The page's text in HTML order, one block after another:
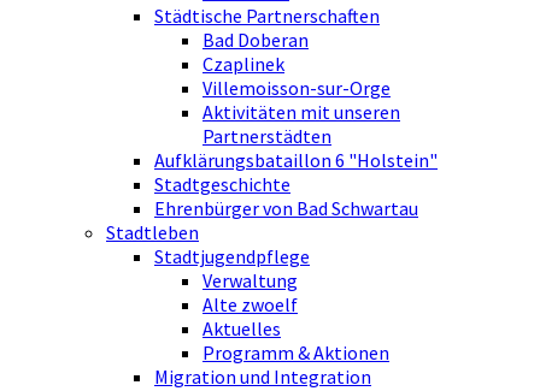
Städtische Partnerschaften
Bad Doberan
Czaplinek
Villemoisson-sur-Orge
Aktivitäten mit unseren
Partnerstädten
Aufklärungsbataillon 6 "Holstein"
Stadtgeschichte
Ehrenbürger von Bad Schwartau
Stadtleben
Stadtjugendpflege
Verwaltung
Alte zwoelf
Aktuelles
Programm & Aktionen
Migration und Integration